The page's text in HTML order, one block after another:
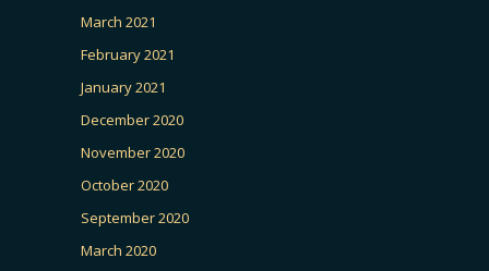
March 2021
February 2021
January 2021
December 2020
November 2020
October 2020
September 2020
March 2020